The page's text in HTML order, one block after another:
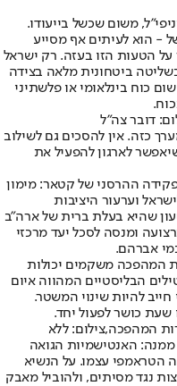
משום שכשל בייעודו.
- הוא לעיתים אף מסייע
על הטעות הזו בעזה. רק ישראל
ביטחונית מלאה בצידה
כוח בינלאומי או פלשתיני
דובר צה"ל
כזה. אין להסכים גם לשילוב
לארגון להפעיל את
ההרסני של קטאר: מימון
וערעור היציבות
שהיא בעלת ברית של ארה"ב
ומנסה לסכל יעד מרכזי
אברהם.
המהפכה משקמים יכולות
הבליסטיים המהווה איום
להיות שינוי המשטר.
שעת כושר לפעול יחד.
המהפכה,צילום: ללא
האנטישמיות הגואה
הטראמפי עצמו. על הנשיא
נגד מסיתים, ולהוביל מאבק